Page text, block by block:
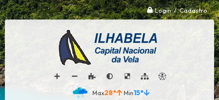
Login / Cadastro
28° 15°